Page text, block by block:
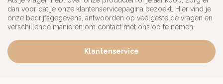
dan voor dat je onze klantenservicepagina bezoekt. Hier vind je
onze bedrijfsgegevens, antwoorden op veelgestelde vragen en
verschillende manieren om contact met ons op te nemen.
Klantenservice